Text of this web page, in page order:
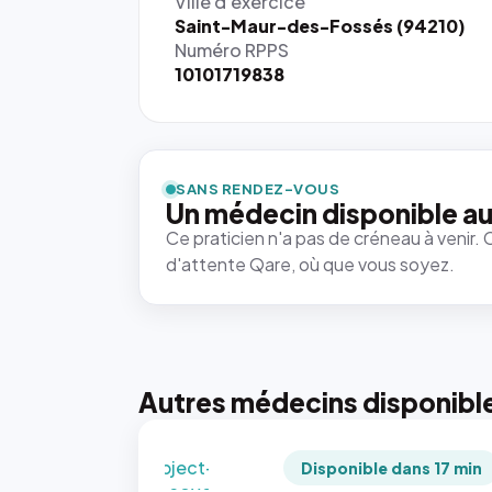
Saint-Maur-des-Fossés (94210)
Numéro RPPS
10101719838
SANS RENDEZ-VOUS
Un médecin disponible
Ce praticien n'a pas de créneau à
d'attente Qare, où que vous soyez.
Autres médecins
rendue par
`.profile-
picture`,
et un
rapport 1:1
qui reste
juste à
photo est
recadrée
`object-
Disponible dans 17 min